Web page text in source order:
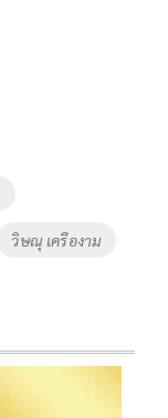
วิษณุ เครืองาม